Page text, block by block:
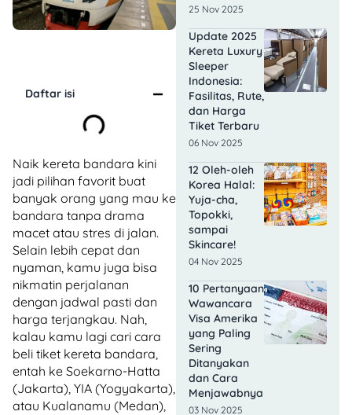
Daftar isi
Naik kereta bandara kini
jadi pilihan favorit buat
banyak orang yang mau ke
bandara tanpa drama
macet atau stres di jalan.
Selain lebih cepat dan
nyaman, kamu juga bisa
nikmatin perjalanan
dengan jadwal pasti dan
harga terjangkau. Nah,
kalau kamu lagi cari cara
beli tiket kereta bandara,
entah ke Soekarno-Hatta
(Jakarta), YIA (Yogyakarta),
atau Kualanamu (Medan),
25 Nov 2025
Update 2025
Kereta Luxury
Sleeper
Indonesia:
Fasilitas, Rute,
dan Harga
Tiket Terbaru
06 Nov 2025
12 Oleh-oleh
Korea Halal:
Yuja-cha,
Topokki,
sampai
Skincare!
04 Nov 2025
10 Pertanyaan
Wawancara
Visa Amerika
yang Paling
Sering
Ditanyakan
dan Cara
Menjawabnya
03 Nov 2025